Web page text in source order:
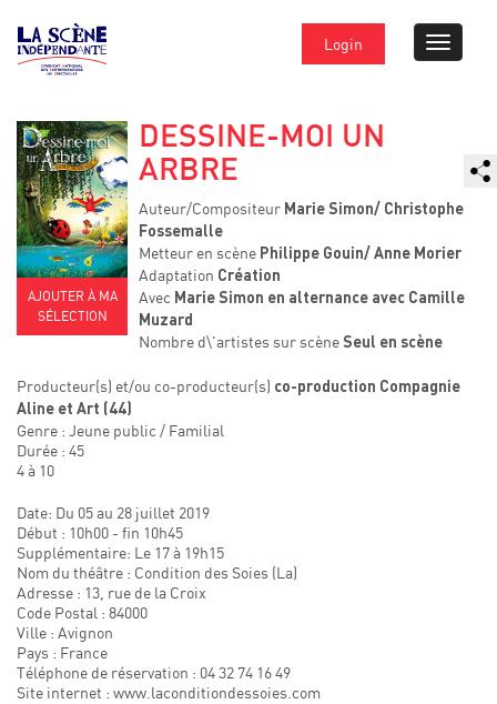
Login
AJOUTER À MA
SÉLECTION
DESSINE-MOI UN
ARBRE
Auteur/Compositeur Marie Simon/ Christophe
Fossemalle
Metteur en scène Philippe Gouin/ Anne Morier
Adaptation Création
Avec Marie Simon en alternance avec Camille
Muzard
Nombre d\'artistes sur scène Seul en scène
Producteur(s) et/ou co-producteur(s) co-production Compagnie
Aline et Art (44)
Genre : Jeune public / Familial
Durée : 45
4 à 10
Date: Du 05 au 28 juillet 2019
Début : 10h00 - fin 10h45
Supplémentaire: Le 17 à 19h15
Nom du théâtre : Condition des Soies (La)
Adresse : 13, rue de la Croix
Code Postal : 84000
Ville : Avignon
Pays : France
Téléphone de réservation : 04 32 74 16 49
Site internet : www.laconditiondessoies.com